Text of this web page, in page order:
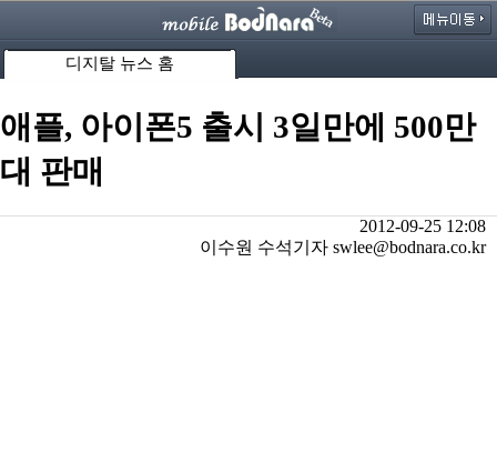
디지탈 뉴스 홈
애플, 아이폰5 출시 3일만에 500만
대 판매
2012-09-25 12:08
이수원 수석기자 swlee@bodnara.co.kr